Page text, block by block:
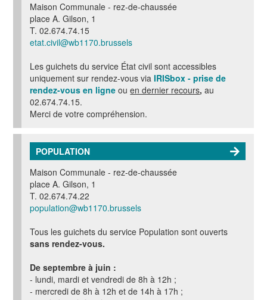
Maison Communale - rez-de-chaussée
place A. Gilson, 1
T. 02.674.74.15
etat.civil@wb1170.brussels
Les guichets du service État civil sont accessibles
uniquement sur rendez-vous via IRISbox - prise de
rendez-vous en ligne ouen dernier recours, au
02.674.74.15.
Merci de votre compréhension.
POPULATION
Maison Communale - rez-de-chaussée
place A. Gilson, 1
T. 02.674.74.22
population@wb1170.brussels
Tous les guichets du service Population sont ouverts
sans rendez-vous.
De septembre à juin :
- lundi, mardi et vendredi de 8h à 12h ;
- mercredi de 8h à 12h et de 14h à 17h ;